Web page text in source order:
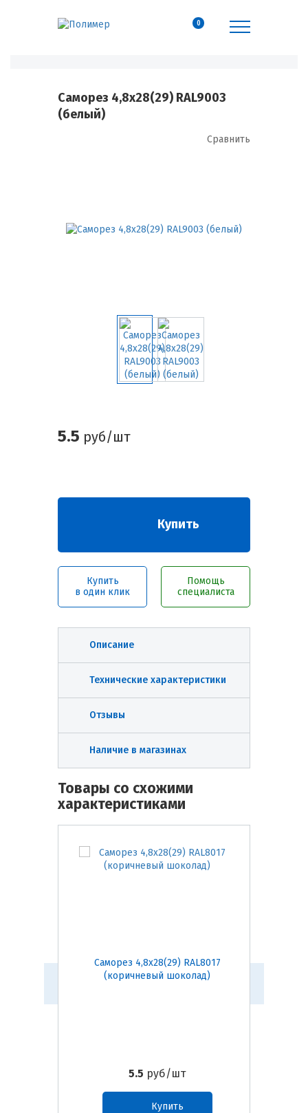
0
Саморез 4,8х28(29) RAL9003
(белый)
Сравнить
5.5 руб/шт
Купить
Купить
в один клик
Помощь
специалиста
Описание
Технические характеристики
Отзывы
Наличие в магазинах
Товары со схожими
характеристиками
Саморез 4,8х28(29) RAL8017
(коричневый шоколад)
5.5 руб/шт
Купить